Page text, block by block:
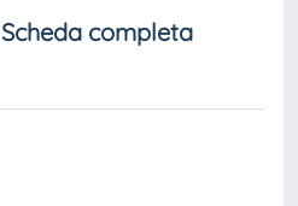
Scheda completa